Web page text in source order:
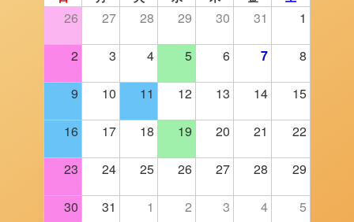
26 27 28 29 30 31 1
2 3 4 5 6 7 8
9 10 11 12 13 14 15
16 17 18 19 20 21 22
23 24 25 26 27 28 29
30 31 1 2 3 4 5